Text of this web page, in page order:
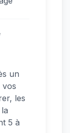
un
vos
les
5 à